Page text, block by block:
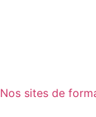
Nos sites de